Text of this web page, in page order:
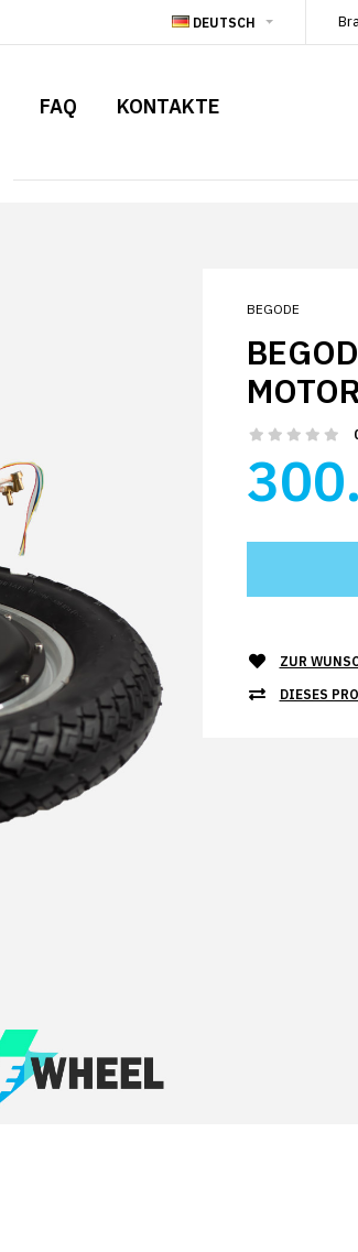
DEUTSCH
FAQ KONTAKTE
BEGODE
ZUR
DIESES